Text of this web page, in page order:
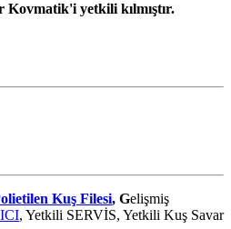
Kovmatik'i yetkili kılmıştır.
Kuş Filesi, Gelişmiş
, Yetkili SERVİS, Yetkili Kuş Savar